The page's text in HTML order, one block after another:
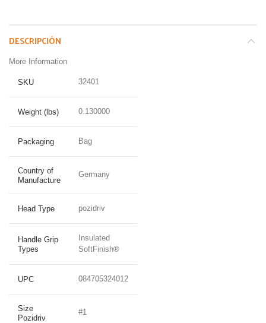
DESCRIPCIÓN
More Information
SKU 32401
Weight (lbs) 0.130000
Packaging Bag
Country of
Manufacture
Germany
Head Type pozidriv
Handle Grip
Types
Insulated
SoftFinish®
UPC 084705324012
Size
Pozidriv
#1